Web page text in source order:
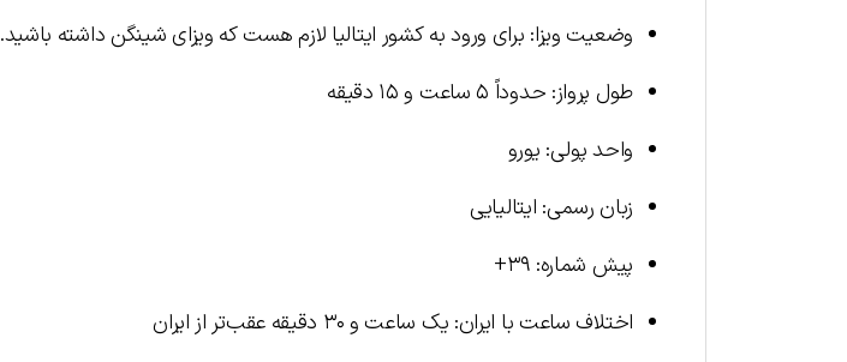
وضعیت ویزا: برای ورود به کشور ایتالیا لازم هست که ویزای شینگن داشته باشید.
طول پرواز: حدوداً ۵ ساعت و ۱۵ دقیقه
واحد پولی: یورو
زبان رسمی: ایتالیایی
پیش شماره: ۳۹+
اختلاف ساعت با ایران: یک ساعت و ۳۰ دقیقه عقب‌تر از ایران